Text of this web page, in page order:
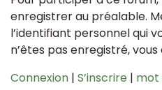
enregistrer au préalable.
l’identifiant personnel qui
n’êtes pas enregistré,
Connexion | S’inscrire | mot